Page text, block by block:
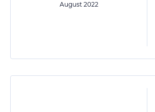
August 2022